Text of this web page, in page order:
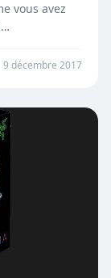
vous avez
9 décembre 2017